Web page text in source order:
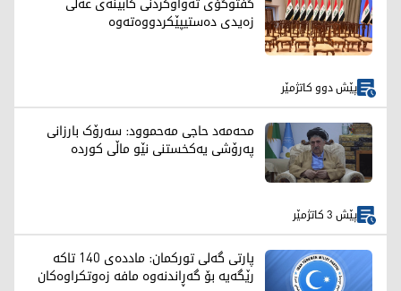
زەیدی دەستیپێكردووەتەوە
پێش دوو کاتژمێر
محەمەد حاجی مەحموود: سەرۆک بارزانی
پەرۆشی یەکخستنی نێو ماڵی کوردە
پێش 3 کاتژمێر
پارتی گەلی تورکمان: ماددەی 140 تاکە
رێگەیە بۆ گەڕاندنەوە مافە زەوتکراوەکان